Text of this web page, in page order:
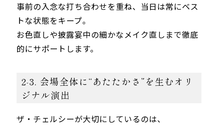
事前の入念な打ち合わせを重ね、当日は常にベス
トな状態をキープ。
お色直しや披露宴中の細かなメイク直しまで徹底
的にサポートします。
2-3. 会場全体に“あたたかさ”を生むオリ
ジナル演出
ザ・チェルシーが大切にしているのは、